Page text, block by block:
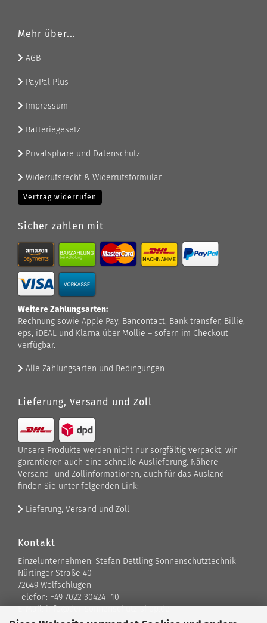
Mehr über...
AGB
PayPal Plus
Impressum
Batteriegesetz
Privatsphäre und Datenschutz
Widerrufsrecht & Widerrufsformular
Vertrag widerrufen
Sicher zahlen mit
Weitere Zahlungsarten:
Rechnung sowie Apple Pay, Bancontact, Bank transfer, Billie,
eps, iDEAL und Klarna über Mollie – sofern im Checkout
verfügbar.
Alle Zahlungsarten und Bedingungen
Lieferung, Versand und Zoll
Unsere Produkte werden nicht nur sorgfältig verpackt, wir
garantieren auch eine schnelle Auslieferung. Nähere
Versand- und Zollinformationen, auch für das Ausland
finden Sie unter folgenden Link:
Lieferung, Versand und Zoll
Kontakt
Einzelunternehmen: Stefan Dettling Sonnenschutztechnik
Nürtinger Straße 40
72649 Wolfschlugen
Telefon: +49 7022 30424 -10
E-Mail: info@der-sonnenschutz-shop.de